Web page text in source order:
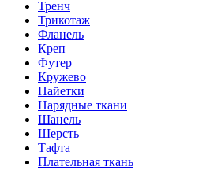
Тренч
Трикотаж
Фланель
Креп
Футер
Кружево
Пайетки
Нарядные ткани
Шанель
Шерсть
Тафта
Плательная ткань